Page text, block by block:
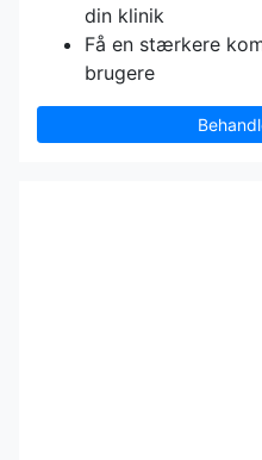
din klinik
Få en stærkere
brugere